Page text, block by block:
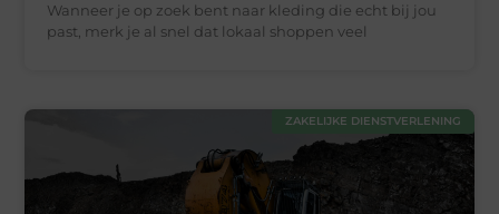
Wanneer je op zoek bent naar kleding die echt bij jou
past, merk je al snel dat lokaal shoppen veel
ZAKELIJKE DIENSTVERLENING